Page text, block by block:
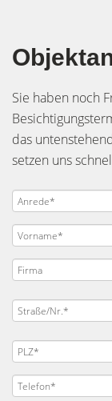
Sie haben noch
das
setzen uns